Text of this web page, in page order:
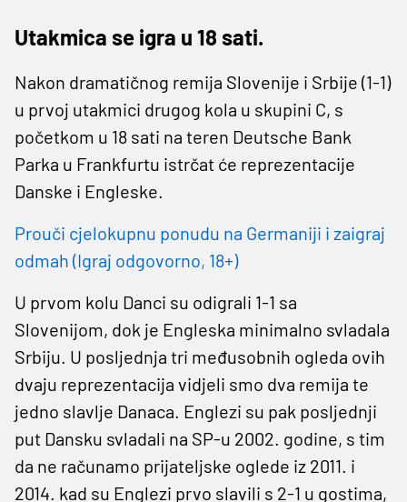
Utakmica se igra u 18 sati.
Nakon dramatičnog remija Slovenije i Srbije (1-1)
u prvoj utakmici drugog kola u skupini C, s
početkom u 18 sati na teren Deutsche Bank
Parka u Frankfurtu istrčat će reprezentacije
Danske i Engleske.
Prouči cjelokupnu ponudu na Germaniji i zaigraj
odmah (Igraj odgovorno, 18+)
U prvom kolu Danci su odigrali 1-1 sa
Slovenijom, dok je Engleska minimalno svladala
Srbiju. U posljednja tri međusobnih ogleda ovih
dvaju reprezentacija vidjeli smo dva remija te
jedno slavlje Danaca. Englezi su pak posljednji
put Dansku svladali na SP-u 2002. godine, s tim
da ne računamo prijateljske oglede iz 2011. i
2014. kad su Englezi prvo slavili s 2-1 u gostima,